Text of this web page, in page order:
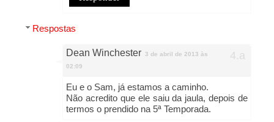
Respostas
Dean Winchester 3 de abril de 2013 às
02:09
Eu e o Sam, já estamos a caminho.
Não acredito que ele saiu da jaula, depois de
termos o prendido na 5ª Temporada.